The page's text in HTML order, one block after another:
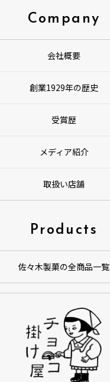
Company
会社概要
創業1929年の歴史
受賞歴
メディア紹介
取扱い店舗
Products
佐々木製菓の全商品一覧